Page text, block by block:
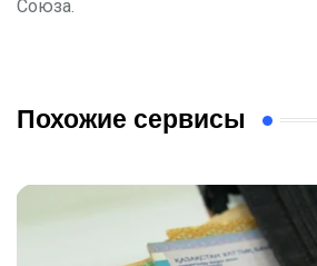
Союза.
Похожие сервисы